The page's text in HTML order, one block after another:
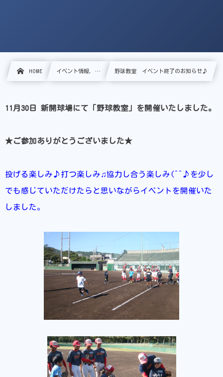
HOME イベント情報, … 野球教室 イベント終了のお知らせ♪
11月30日 新開球場にて「野球教室」を開催いたしました。
★ご参加ありがとうございました★
投げる楽しみ♪打つ楽しみ♫協力し合う楽しみ(^^♪を少し
でも感じていただけたらと思いながらイベントを開催いた
しました。